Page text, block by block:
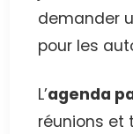
demander
pour les
L’agenda
réunions et